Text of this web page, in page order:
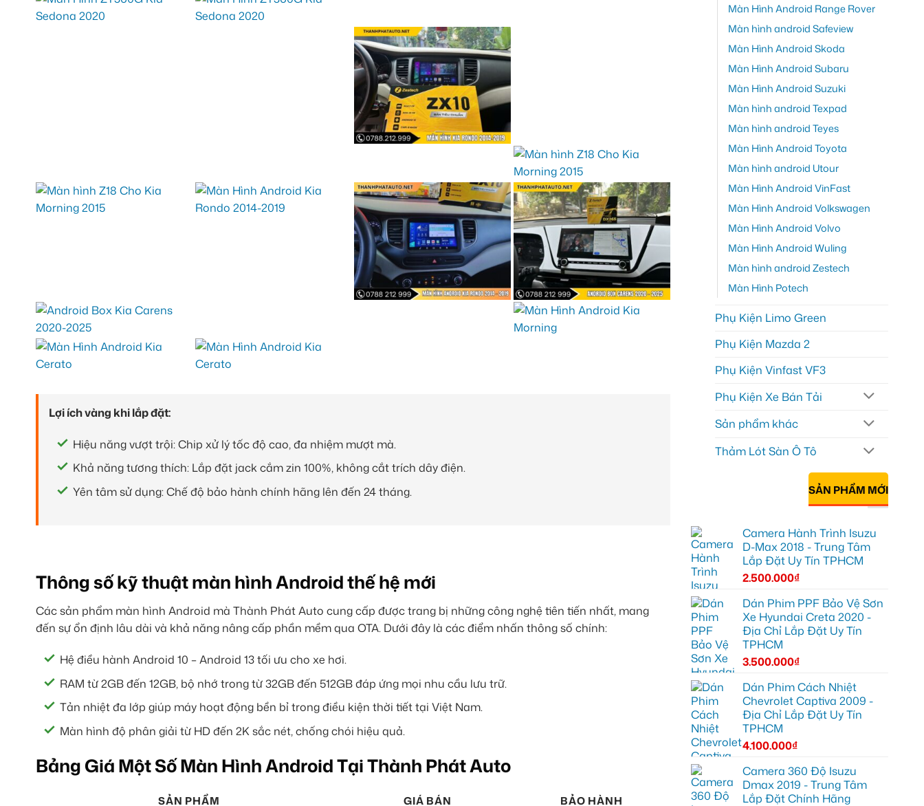
Lợi ích vàng khi lắp đặt:
Hiệu năng vượt trội: Chip xử lý tốc độ cao, đa nhiệm mượt mà.
Khả năng tương thích: Lắp đặt jack cắm zin 100%, không cắt trích dây điện.
Yên tâm sử dụng: Chế độ bảo hành chính hãng lên đến 24 tháng.
Thông số kỹ thuật màn hình Android thế hệ mới
Các sản phẩm màn hình Android mà Thành Phát Auto cung cấp được trang bị những công nghệ tiên tiến nhất, mang
đến sự ổn định lâu dài và khả năng nâng cấp phần mềm qua OTA. Dưới đây là các điểm nhấn thông số chính:
Hệ điều hành Android 10 – Android 13 tối ưu cho xe hơi.
RAM từ 2GB đến 12GB, bộ nhớ trong từ 32GB đến 512GB đáp ứng mọi nhu cầu lưu trữ.
Tản nhiệt đa lớp giúp máy hoạt động bền bỉ trong điều kiện thời tiết tại Việt Nam.
Màn hình độ phân giải từ HD đến 2K sắc nét, chống chói hiệu quả.
Bảng Giá Một Số Màn Hình Android Tại Thành Phát Auto
SẢN PHẨM GIÁ BÁN BẢO HÀNH
Màn Hình Android Range Rover
Màn hình android Safeview
Màn Hình Android Skoda
Màn Hình Android Subaru
Màn Hình Android Suzuki
Màn hình android Texpad
Màn hình android Teyes
Màn Hình Android Toyota
Màn hình android Utour
Màn Hình Android VinFast
Màn Hình Android Volkswagen
Màn Hình Android Volvo
Màn Hình Android Wuling
Màn hình android Zestech
Màn Hình Potech
Phụ Kiện Limo Green
Phụ Kiện Mazda 2
Phụ Kiện Vinfast VF3
Phụ Kiện Xe Bán Tải
Sản phẩm khác
Thảm Lót Sàn Ô Tô
SẢN PHẨM MỚI
Camera Hành Trình Isuzu
D-Max 2018 - Trung Tâm
Lắp Đặt Uy Tín TPHCM
2.500.000₫
Dán Phim PPF Bảo Vệ Sơn
Xe Hyundai Creta 2020 -
Địa Chỉ Lắp Đặt Uy Tín
TPHCM
3.500.000₫
Dán Phim Cách Nhiệt
Chevrolet Captiva 2009 -
Địa Chỉ Lắp Đặt Uy Tín
TPHCM
4.100.000₫
Camera 360 Độ Isuzu
Dmax 2019 - Trung Tâm
Lắp Đặt Chính Hãng